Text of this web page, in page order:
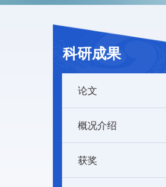
科研成果
论文
概况介绍
获奖